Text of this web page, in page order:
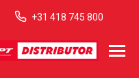
+31 418 745 800